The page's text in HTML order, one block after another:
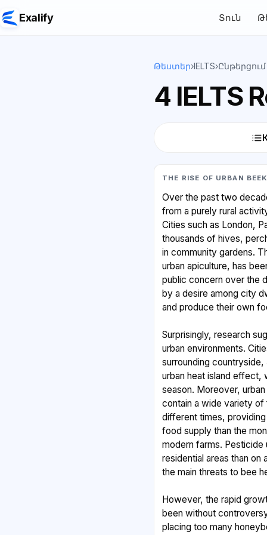
Exalify Տուն
Թեստեր›IELTS›Ընթերցում
4 IELTS
THE RISE OF URBAN
Over the past two
from a purely rural
Cities such as London,
thousands of hives,
in community gardens.
urban apiculture, has
public concern over the
by a desire among city
and produce their own
Surprisingly, research
urban environments.
surrounding
urban heat island effect,
season. Moreover,
contain a wide variety
different times,
food supply than the
modern farms. Pesticide
residential areas than on
the main threats to bee
However, the rapid
been without
placing too many